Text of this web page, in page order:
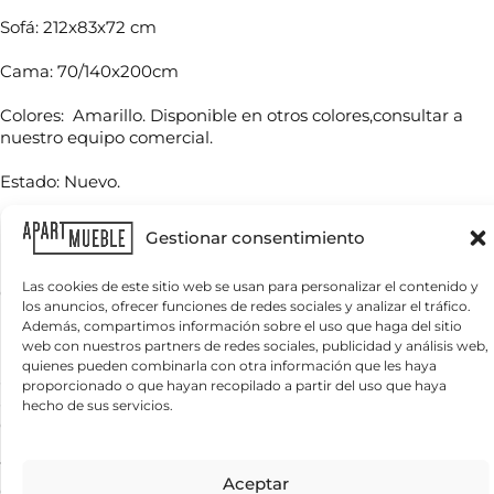
Gestionar consentimiento
Las cookies de este sitio web se usan para personalizar el contenido y
los anuncios, ofrecer funciones de redes sociales y analizar el tráfico.
Además, compartimos información sobre el uso que haga del sitio
web con nuestros partners de redes sociales, publicidad y análisis web,
quienes pueden combinarla con otra información que les haya
proporcionado o que hayan recopilado a partir del uso que haya
hecho de sus servicios.
Aceptar
Sofá: 212x83x72 cm
Cama: 70/140x200cm
Colores: Amarillo. Disponible en otros colores,consultar a
nuestro equipo comercial.
Estado: Nuevo.
Precio en acabado básico(Eco Cotton,Griffol o Visión)
departamento comercial contract@apartmueble.com,
nuestro WhatsApp o tel:+34977393878.
Recuerde que nuestro departamento comercial puede
asesorarle en cualquier consulta sobre el producto más
adecuado para su proyecto tanto en precio como
disponibilidad, así como crear su proyecto de interiorismo.
Tenemos mucha variedad en producto de hostelería tanto
de importación como nacional, por compra unitaria o de
o
r
e
d
e
*
T
l
o
n
*
C
o
r
e
o
e
e
c
t
¿
Q
u
é
n
e
Responsable del tratamiento:APARTMUEBLE, S.L.